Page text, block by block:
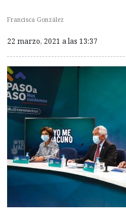
Francisca González
22 marzo, 2021 a las 13:37